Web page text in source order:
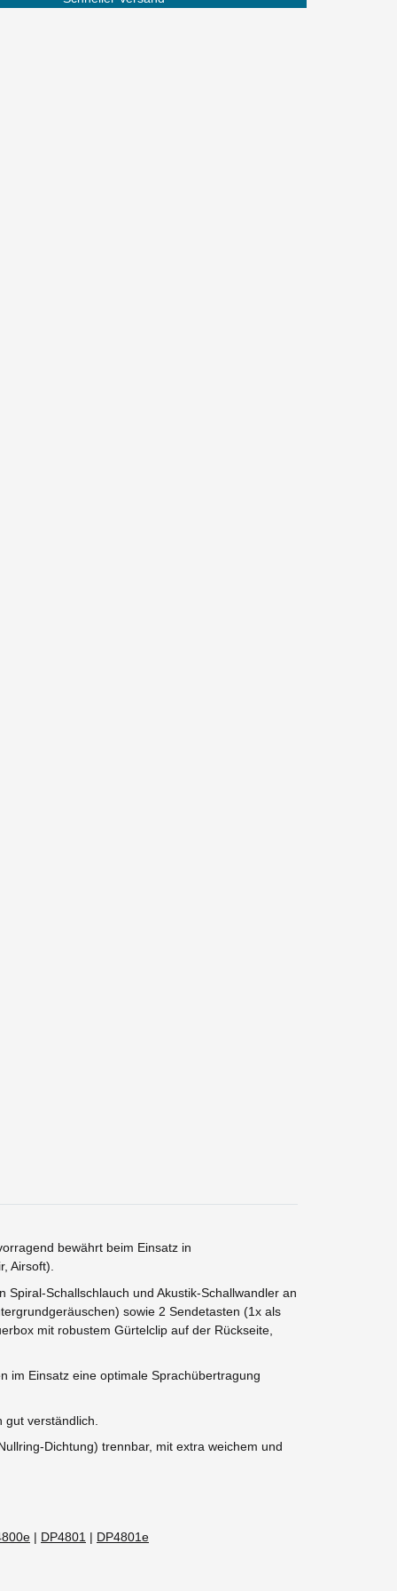
bewährt beim Einsatz in
Airsoft).
Schallschlauch und Akustik-Schallwandler an
sowie 2 Sendetasten (1x als
mit robustem Gürtelclip auf der Rückseite,
im Einsatz eine optimale Sprachübertragung
verständlich.
Dichtung) trennbar, mit extra weichem und
| DP4801 | DP4801e